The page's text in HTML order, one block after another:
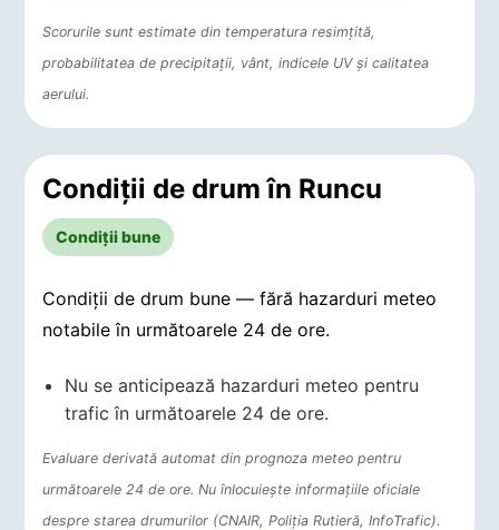
Scorurile sunt estimate din temperatura resimțită,
probabilitatea de precipitații, vânt, indicele UV și calitatea
aerului.
Condiții de drum în Runcu
Condiții bune
Condiții de drum bune — fără hazarduri meteo
notabile în următoarele 24 de ore.
Nu se anticipează hazarduri meteo pentru
trafic în următoarele 24 de ore.
Evaluare derivată automat din prognoza meteo pentru
următoarele 24 de ore. Nu înlocuiește informațiile oficiale
despre starea drumurilor (CNAIR, Poliția Rutieră, InfoTrafic).